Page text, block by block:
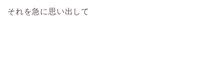
それを急に思い出して